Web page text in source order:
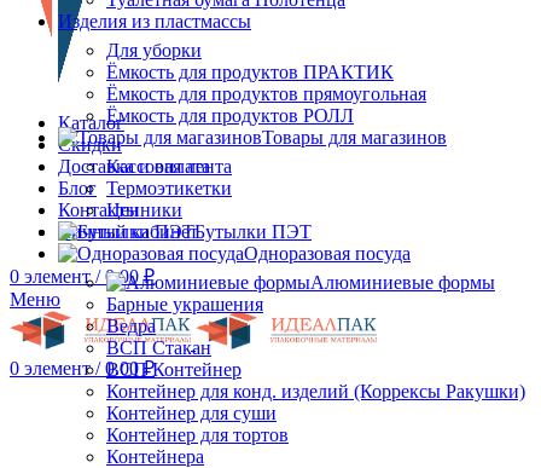
Каталог
Скидки
Доставка и оплата
Блог
Контакты
Личный кабинет
0 элемент / 0.00₽
Меню
0 элемент / 0.00₽
Изделия из пластмассы
Для уборки
Ёмкость для продуктов ПРАКТИК
Ёмкость для продуктов прямоугольная
Ёмкость для продуктов РОЛЛ
Товары для магазинов
Кассовая лента
Термоэтикетки
Ценники
Бутылки ПЭТ
Одноразовая посуда
Алюминиевые формы
Барные украшения
Ведра
ВСП Стакан
ВСП Контейнер
Контейнер для конд. изделий (Коррексы Ракушки)
Контейнер для суши
Контейнер для тортов
Контейнера